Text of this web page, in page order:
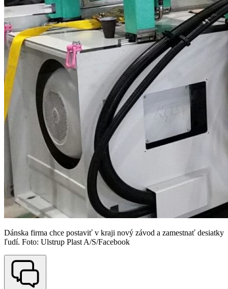
Dánska firma chce postaviť v kraji nový závod a zamestnať desiatky
ľudí. Foto: Ulstrup Plast A/S/Facebook